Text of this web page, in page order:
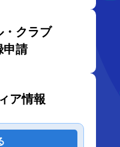
・クラブ
申請
ア情報